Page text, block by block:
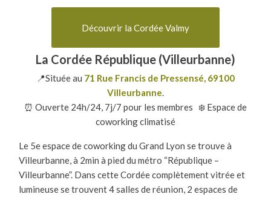
Découvrir la Cordée Valmy
La Cordée République (Villeurbanne)
📍Située au 71 Rue Francis de Pressensé, 69100
Villeurbanne.
⏰ Ouverte 24h/24, 7j/7 pour les membres ❄️ Espace de
coworking climatisé
Le 5e espace de coworking du Grand Lyon se trouve à
Villeurbanne, à 2min à pied du métro “République –
Villeurbanne”. Dans cette Cordée complètement vitrée et
lumineuse se trouvent 4 salles de réunion, 2 espaces de